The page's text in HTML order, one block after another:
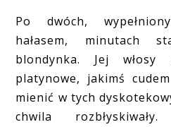
Po dwóch,
hałasem, minutach
blondynka. Jej włosy
platynowe, jakimś
mienić w tych
chwila